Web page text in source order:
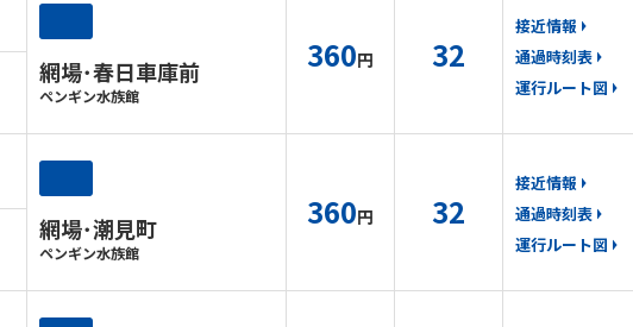
網場･春日車庫前
ペンギン水族館
360円 32
接近情報
通過時刻表
運行ルート図
網場･潮見町
ペンギン水族館
360円 32
接近情報
通過時刻表
運行ルート図